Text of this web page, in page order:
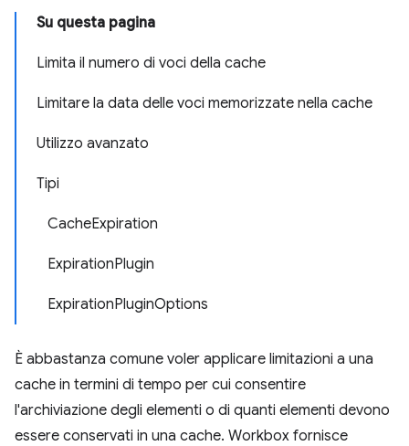
Su questa pagina
Limita il numero di voci della cache
Limitare la data delle voci memorizzate nella cache
Utilizzo avanzato
Tipi
CacheExpiration
ExpirationPlugin
ExpirationPluginOptions
È abbastanza comune voler applicare limitazioni a una
cache in termini di tempo per cui consentire
l'archiviazione degli elementi o di quanti elementi devono
essere conservati in una cache. Workbox fornisce